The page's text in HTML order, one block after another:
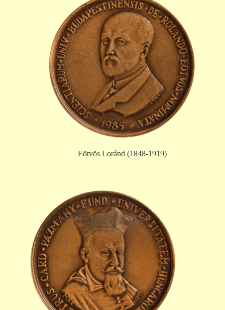
Eötvös Loránd (1848-1919)